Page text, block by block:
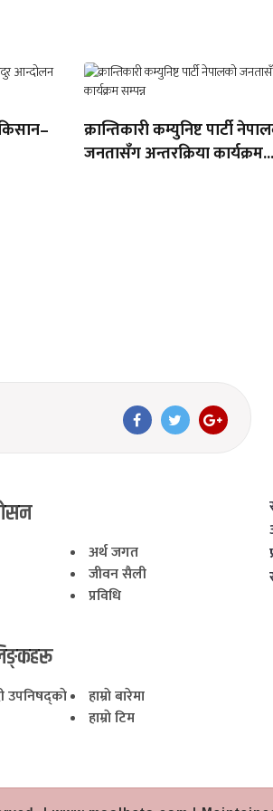
क्रान्तिकारी कम्युनिष्ट पार्टी
जनतासँग अन्तरक्रिया कार्यक्रम...
अर्थ जगत
जीवन सैली
प्रविधि
उपनिषद्काे
हाम्राे बारेमा
हाम्राे टिम